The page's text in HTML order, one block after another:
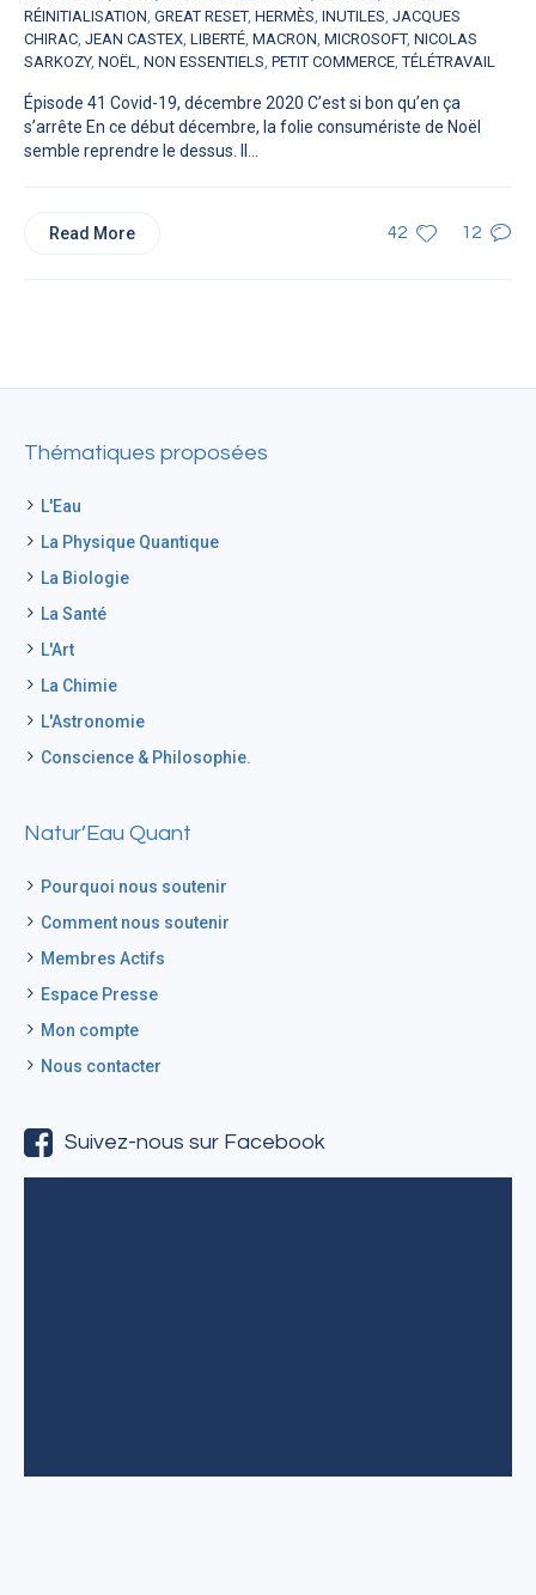
RÉINITIALISATION, GREAT RESET, HERMÈS, INUTILES, JACQUES
CHIRAC, JEAN CASTEX, LIBERTÉ, MACRON, MICROSOFT, NICOLAS
SARKOZY, NOËL, NON ESSENTIELS, PETIT COMMERCE,TÉLÉTRAVAIL
Épisode 41 Covid-19, décembre 2020 C’est si bon qu’en ça
s’arrête En ce début décembre, la folie consumériste de Noël
semble reprendre le dessus. Il...
42 12
Read More
Thématiques proposées
L'Eau
La Physique Quantique
La Biologie
La Santé
L'Art
La Chimie
L'Astronomie
Conscience & Philosophie.
Natur’Eau Quant
Pourquoi nous soutenir
Comment nous soutenir
Membres Actifs
Espace Presse
Mon compte
Nous contacter
Suivez-nous sur Facebook